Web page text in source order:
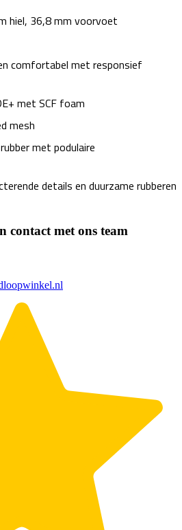
hiel, 36,8 mm voorvoet
comfortabel met responsief
met SCF foam
mesh
met podulaire
details en duurzame rubberen
contact met ons team